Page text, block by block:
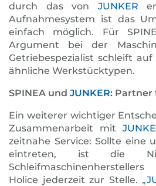
durch das von JUNKER
Aufnahmesystem ist das
einfach möglich. Für
Argument bei der
Getriebespezialist schleift auf
ähnliche Werkstücktypen.
SPINEA und JUNKER: Partner
Ein weiterer wichtiger
Zusammenarbeit mit
zeitnahe Service: Sollte eine
eintreten, ist die
Holice jederzeit zur Stelle. „